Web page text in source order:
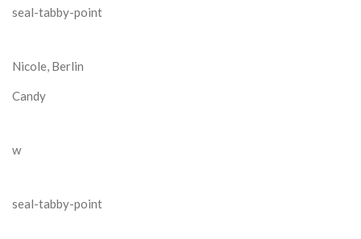
seal-tabby-point
Nicole, Berlin
Candy
w
seal-tabby-point